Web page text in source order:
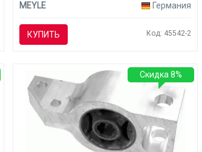
MEYLE
Германия
КУПИТЬ Код: 45542-2
Скидка 8%